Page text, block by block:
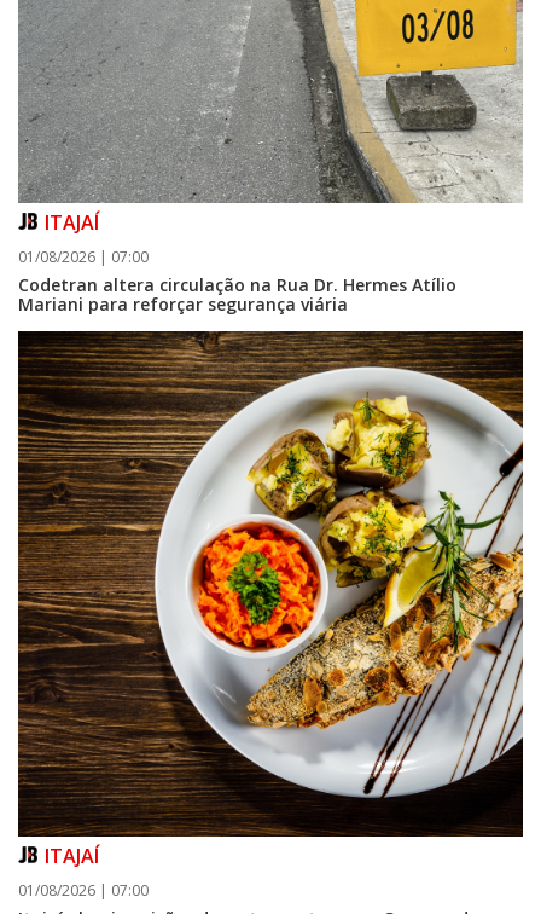
ITAJAÍ
01/08/2026 | 07:00
Codetran altera circulação na Rua Dr. Hermes Atílio
Mariani para reforçar segurança viária
ITAJAÍ
01/08/2026 | 07:00